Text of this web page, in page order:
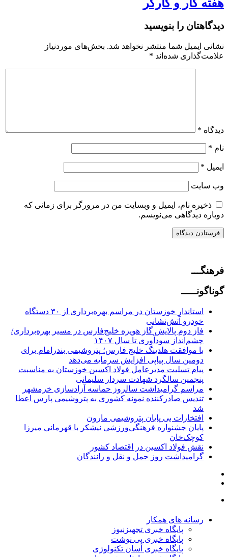
هفته کار و کارگر
دیدگاهتان را بنویسید
نشانی ایمیل شما منتشر نخواهد شد. بخش‌های موردنیاز
علامت‌گذاری شده‌اند *
دیدگاه *
نام *
ایمیل *
وب‌ سایت
ذخیره نام، ایمیل و وبسایت من در مرورگر برای زمانی که
دوباره دیدگاهی می‌نویسم.
فرهنگـــ
گوناگونـــــ
استاندار خوزستان در مراسم بهره‌برداری از ۳۰ دستگاه
خودرو آتش‌نشانی
فاز دوم پالایش گاز هویزه خلیج‌فارس در مسیر بهره‌برداری/
چشم‌انداز سودآوری تا سال ۱۴۰۷
با موافقت هلدینگ خلیج فارس؛ پتروشیمی بندرامام برای
دومین سال پیاپی افزایش سرمایه می‌دهد
پیام تسلیت مدیرعامل فولاد اکسین خوزستان به مناسبت
پنجمین سالگرد شهادت سردار سلیمانی
مراسم گرامیداشت سالروز حماسه آزادسازی خرمشهر
تندیس صادرکننده نمونه کشوری به پتروشیمی پارس اعطا
شد
افتخارات بی پایان پتروشیمی مارون
پایان جشنواره فرهنگی‌ورزشی نیشکر با قهرمانی میرزا
کوچک‌خان
نقش فولاد اکسین در اقتصاد کشور
گرامیداشت روز حمل و نقل و رانندگان
رسانه های همکار
پایگاه خبری تجهیزنیوز
پایگاه خبری پی نوشت
پایگاه خبری آسان تکنولوژی